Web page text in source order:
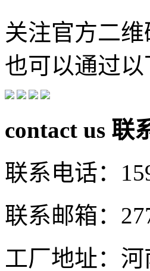
关注官方二
也可以通过
contact us 联
联系电话：
联系邮箱：
工厂地址：